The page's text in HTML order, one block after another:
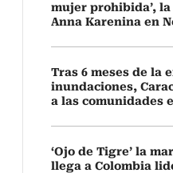
mujer prohibida’,
Anna Karenina en
Tras 6 meses de la
inundaciones,
a las comunidades
‘Ojo de Tigre’ la
llega a Colombia